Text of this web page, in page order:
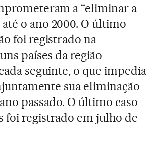
a “eliminar a
o ano 2000. O último
foi registrado na
países da região
seguinte, o que impedia
sua eliminação
passado. O último caso
foi registrado em julho de